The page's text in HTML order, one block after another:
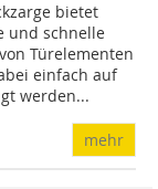
bietet
und schnelle
Türelementen
einfach auf
werden...
mehr